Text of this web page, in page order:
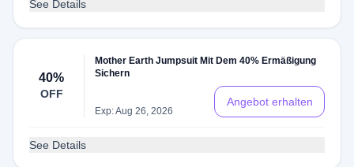
See Details
40%
OFF
Mother Earth Jumpsuit Mit Dem 40% Ermäßigung
Sichern
Exp: Aug 26, 2026
Angebot erhalten
See Details